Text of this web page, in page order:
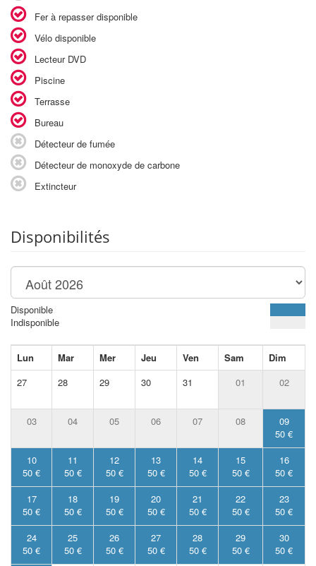
Fer à repasser disponible
Vélo disponible
Lecteur DVD
Piscine
Terrasse
Bureau
Détecteur de fumée
Détecteur de monoxyde de carbone
Extincteur
Disponibilités
Disponible
Indisponible
Lun Mar Mer Jeu Ven Sam
Dim
27
28 29 30 31 01 02
03 04 05 06 07 08
09
50 €
10
50 €
11
50 €
12
50 €
13
50 €
14
50 €
15
50 €
16
50 €
17
50 €
18
50 €
19
50 €
20
50 €
21
50 €
22
50 €
23
50 €
24
50 €
25
50 €
26
50 €
27
50 €
28
50 €
29
50 €
30
50 €